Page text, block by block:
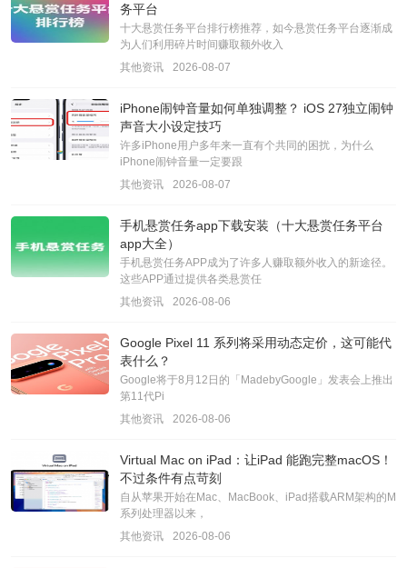
务平台
十大悬赏任务平台排行榜推荐，如今悬赏任务平台逐渐成
为人们利用碎片时间赚取额外收入
其他资讯
2026-08-07
iPhone闹钟音量如何单独调整？ iOS 27独立闹钟
声音大小设定技巧
许多iPhone用户多年来一直有个共同的困扰，为什么
iPhone闹钟音量一定要跟
其他资讯
2026-08-07
手机悬赏任务app下载安装（十大悬赏任务平台
app大全）
手机悬赏任务APP成为了许多人赚取额外收入的新途径。
这些APP通过提供各类悬赏任
其他资讯
2026-08-06
Google Pixel 11 系列将采用动态定价，这可能代
表什么？
Google将于8月12日的「MadebyGoogle」发表会上推出
第11代Pi
其他资讯
2026-08-06
Virtual Mac on iPad：让iPad 能跑完整macOS！
不过条件有点苛刻
自从苹果开始在Mac、MacBook、iPad搭载ARM架构的M
系列处理器以来，
其他资讯
2026-08-06